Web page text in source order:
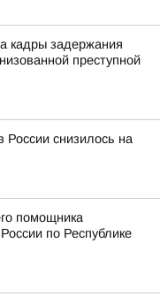
кадры задержания
преступной
России снизилось на
помощника
по Республике